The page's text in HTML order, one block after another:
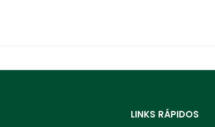
LINKS RÁPIDOS